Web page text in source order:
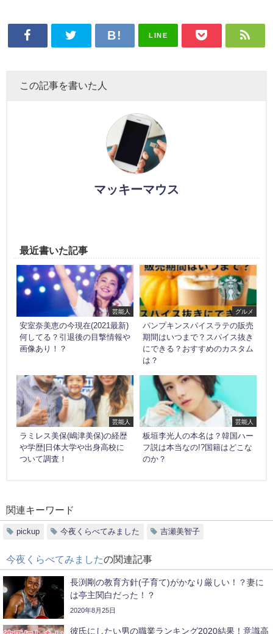
LINE
この記事を書いた人
マッキーマウス
最近書いた記事
芸能人
安室奈美恵の今現在(2021最新)
何してる？引退後の目撃情報や
画像あり！？
グルメ
パンプキンスパイスラテの販売
期間はいつまで？スパイス抜き
にできる？おすすめのカスタム
は？
芸能人
ラミレス美保(嶋津美保)の経歴
や学歴|日体大学や出身高校に
ついて調査！
芸能人
板垣李光人の本名は？韓国ハー
フ説は本当なの!?国籍はどこな
のか？
関連キーワード
pickup 今夜くらべてみました 吉瀬美智子
今夜くらべてみましたの関連記事
長渕剛の教育方針(子育て)がかなり厳しい！？妻に
は亭主関白だった！？
2020年8月25日
彼氏にしたい男の職業ランキング2020結果！意識高